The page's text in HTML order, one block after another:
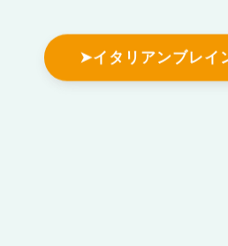
➤イタリアンブレイ